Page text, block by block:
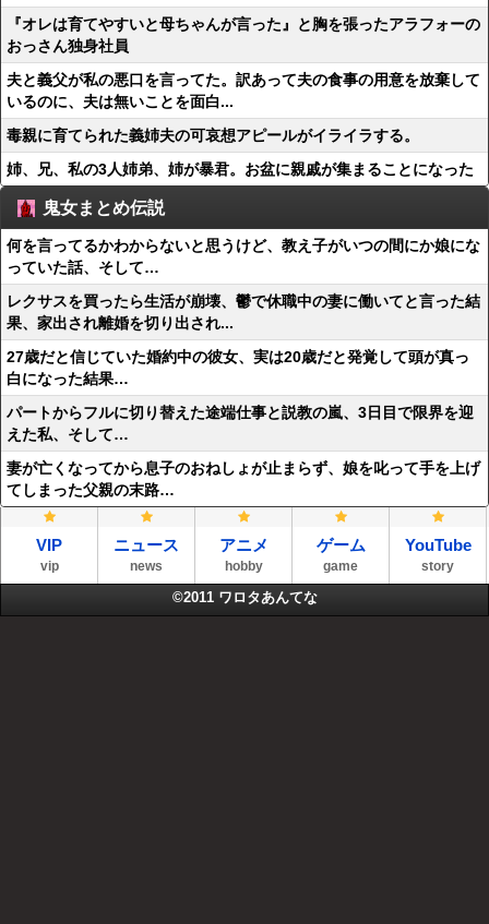
『オレは育てやすいと母ちゃんが言った』と胸を張ったアラフォーの
おっさん独身社員
夫と義父が私の悪口を言ってた。訳あって夫の食事の用意を放棄して
いるのに、夫は無いことを面白...
毒親に育てられた義姉夫の可哀想アピールがイライラする。
姉、兄、私の3人姉弟、姉が暴君。お盆に親戚が集まることになった
鬼女まとめ伝説
何を言ってるかわからないと思うけど、教え子がいつの間にか娘にな
っていた話、そして…
レクサスを買ったら生活が崩壊、鬱で休職中の妻に働いてと言った結
果、家出され離婚を切り出され...
27歳だと信じていた婚約中の彼女、実は20歳だと発覚して頭が真っ
白になった結果…
パートからフルに切り替えた途端仕事と説教の嵐、3日目で限界を迎
えた私、そして…
妻が亡くなってから息子のおねしょが止まらず、娘を叱って手を上げ
てしまった父親の末路…
VIP
vip
ニュース
news
アニメ
hobby
ゲーム
game
YouTube
story
©2011 ワロタあんてな